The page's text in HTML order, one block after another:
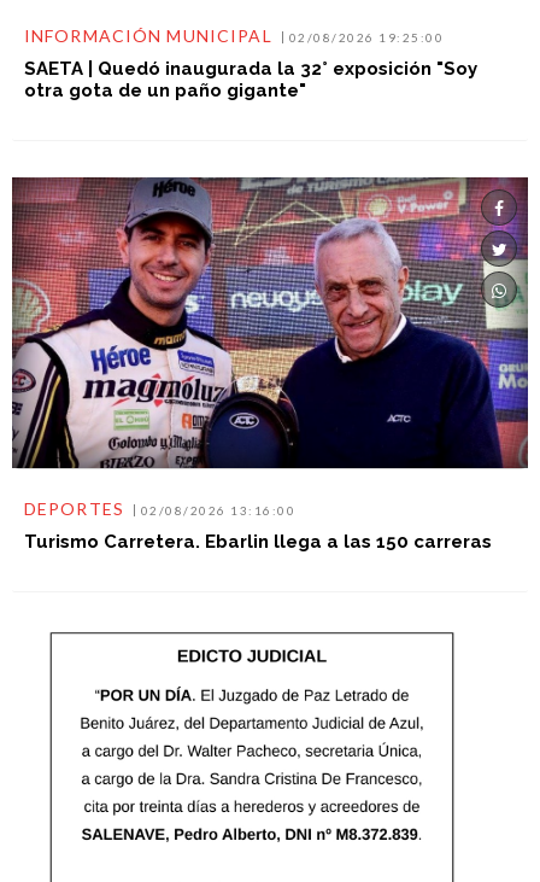
INFORMACIÓN MUNICIPAL 02/08/2026 19:25:00
SAETA | Quedó inaugurada la 32° exposición "Soy
otra gota de un paño gigante"
DEPORTES 02/08/2026 13:16:00
Turismo Carretera. Ebarlin llega a las 150 carreras